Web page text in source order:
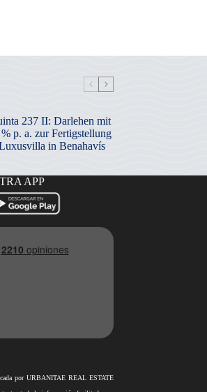
237 II: Darlehen mit
p. a. zur Fertigstellung
in Benahavís
APP
por URBANITAE REAL ESTATE